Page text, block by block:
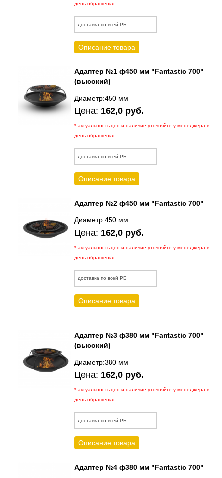
день обращения
доставка по всей РБ
Описание товара
Адаптер №1 ф450 мм "Fantastic 700"
(высокий)
Диаметр:450 мм
Цена: 162,0 руб.
* актуальность цен и наличие уточняйте у менеджера в
день обращения
доставка по всей РБ
Описание товара
Адаптер №2 ф450 мм "Fantastic 700"
Диаметр:450 мм
Цена: 162,0 руб.
* актуальность цен и наличие уточняйте у менеджера в
день обращения
доставка по всей РБ
Описание товара
Адаптер №3 ф380 мм "Fantastic 700"
(высокий)
Диаметр:380 мм
Цена: 162,0 руб.
* актуальность цен и наличие уточняйте у менеджера в
день обращения
доставка по всей РБ
Описание товара
Адаптер №4 ф380 мм "Fantastic 700"